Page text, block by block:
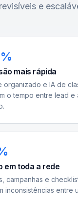
e
mais rápida
organizado e IA de
o tempo entre lead e
em toda a rede
campanhas e
inconsistências entre